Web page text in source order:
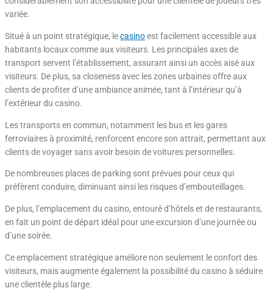
variée.
Situé à un point stratégique, lecasinoest facilement accessible aux
habitants locaux comme aux visiteurs. Les principales axes de
transport servent l’établissement, assurant ainsi un accès aisé aux
visiteurs. De plus, sa closeness avec les zones urbaines offre aux
clients de profiter d’une ambiance animée, tant à l’intérieur qu’à
l’extérieur du casino.
Les transports en commun, notamment les bus et les gares
ferroviaires à proximité, renforcent encore son attrait, permettant aux
clients de voyager sans avoir besoin de voitures personnelles.
De nombreuses places de parking sont prévues pour ceux qui
préfèrent conduire, diminuant ainsi les risques d’embouteillages.
De plus, l’emplacement du casino, entouré d’hôtels et de restaurants,
en fait un point de départ idéal pour une excursion d’une journée ou
d’une soirée.
Ce emplacement stratégique améliore non seulement le confort des
visiteurs, mais augmente également la possibilité du casino à séduire
une clientèle plus large.